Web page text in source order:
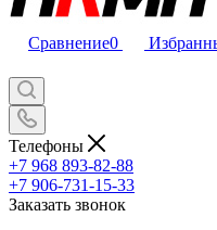
Сравнение0
Телефоны
+7 968 893-82-88
+7 906-731-15-33
Заказать звонок